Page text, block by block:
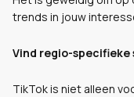
trends in jouw
Vind regio-specifieke
TikTok is niet alleen